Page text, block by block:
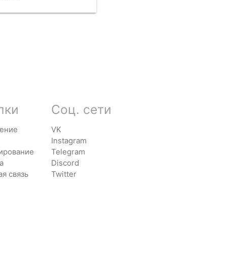
связь
Соц. сети
VK
Instagram
Telegram
Discord
Twitter